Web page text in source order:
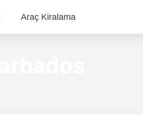
Araç Kiralama